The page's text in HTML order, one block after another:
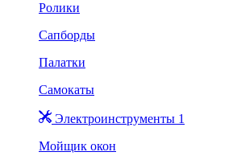
Ролики
Сапборды
Палатки
Самокаты
Электроинструменты 1
Мойщик окон